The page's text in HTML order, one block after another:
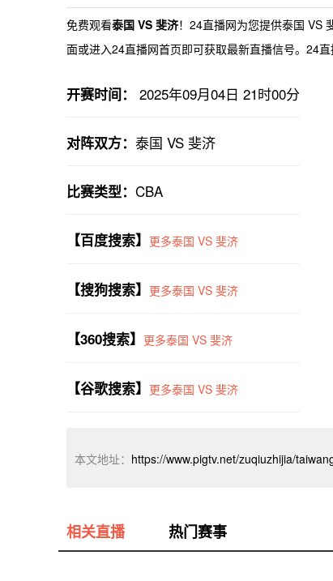
免费观看泰国 VS 斐济！24直播网为您提供泰国 VS
面或进入24直播网首页即可获取最新直播信号。24
开赛时间： 2025年09月04日 21时00分
对阵双方： 泰国 VS 斐济
比赛类型： CBA
【百度搜索】 更多泰国 VS 斐济
【搜狗搜索】 更多泰国 VS 斐济
【360搜索】 更多泰国 VS 斐济
【谷歌搜索】 更多泰国 VS 斐济
本文地址： https://www.pigtv.net/zuqiuzhijia/
相关直播 热门赛事